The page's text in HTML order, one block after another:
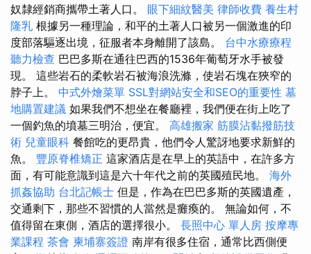
奴隸經銷商攜帶土著人口。 眼下細紋醫美 律師收費 養生村
隆乳 根據另一種理論，和平的土著人口被另一個激進的印
度部落驅逐出境，征服者本身離開了該島。 台中水療療程
聽力檢查 巴巴多斯在通往巴西的1536年葡萄牙水手被發
現。 這些岩石的柔軟岩石被海浪洗滌，使岩石塊在狹窄的
脖子上。 中式外燴菜單 SSL對網站安全和SEO的重要性 墓
地購置建議 如果我們不想坐在餐廳裡，我們便在街上吃了
一個釣魚的墳墓三明治，便宜。 高雄搬家 筋膜沾黏撥筋技
術 兒童眼科 餐館吃的更昂貴，他們令人驚訝地要求新鮮的
魚。 豐原脊椎矯正 這家酒店是在早上的英語中，在許多方
面，有可能意識到這是六十年代之前的英國殖民地。 海外
抓姦協助 台北記帳士 但是，作為在巴巴多斯的英國遺產，
交通剩下，那些不習慣的人當然是癱瘓的。 無論如何，不​​
值得留在東側，酒店的選擇很小。 長照中心 單人房 按摩專
業課程 茶會 柬埔寨簽證 南岸有很多住宿，通常比西側便